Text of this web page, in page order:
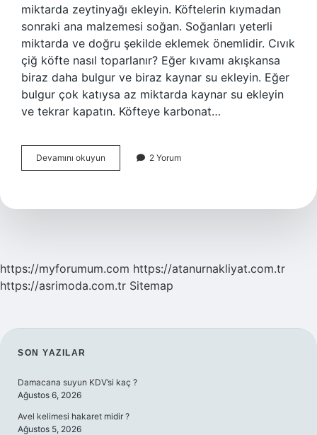
miktarda zeytinyağı ekleyin. Köftelerin kıymadan
sonraki ana malzemesi soğan. Soğanları yeterli
miktarda ve doğru şekilde eklemek önemlidir. Cıvık
çiğ köfte nasıl toparlanır? Eğer kıvamı akışkansa
biraz daha bulgur ve biraz kaynar su ekleyin. Eğer
bulgur çok katıysa az miktarda kaynar su ekleyin
ve tekrar kapatın. Köfteye karbonat…
Devamını okuyun
Neden
Olur
2 Yorum
https://myforumum.com https://atanurnakliyat.com.tr
https://asrimoda.com.tr Sitemap
SIDEBAR
SON YAZILAR
Damacana suyun KDV’si kaç ?
Ağustos 6, 2026
Avel kelimesi hakaret midir ?
Ağustos 5, 2026